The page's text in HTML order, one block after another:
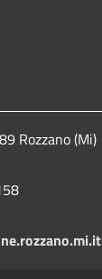
Rozzano (Mi)